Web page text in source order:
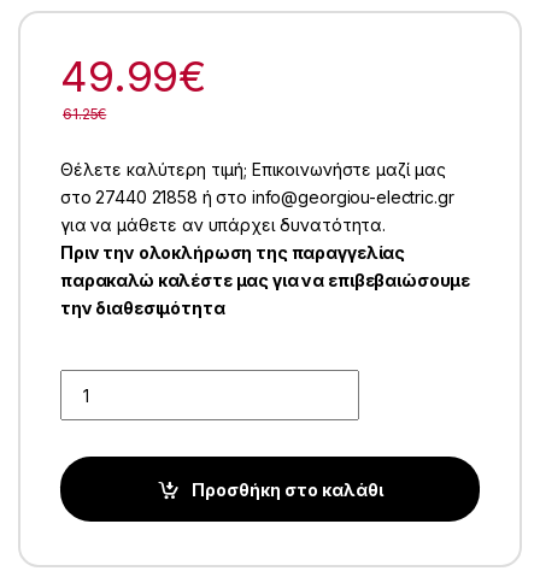
49.99€
61.25€
Θέλετε καλύτερη τιμή; Επικοινωνήστε μαζί μας
στο 27440 21858 ή στο info@georgiou-electric.gr
για να μάθετε αν υπάρχει δυνατότητα.
Πριν την ολοκλήρωση της παραγγελίας
παρακαλώ καλέστε μας για να επιβεβαιώσουμε
την διαθεσιμότητα
Προσθήκη στο καλάθι